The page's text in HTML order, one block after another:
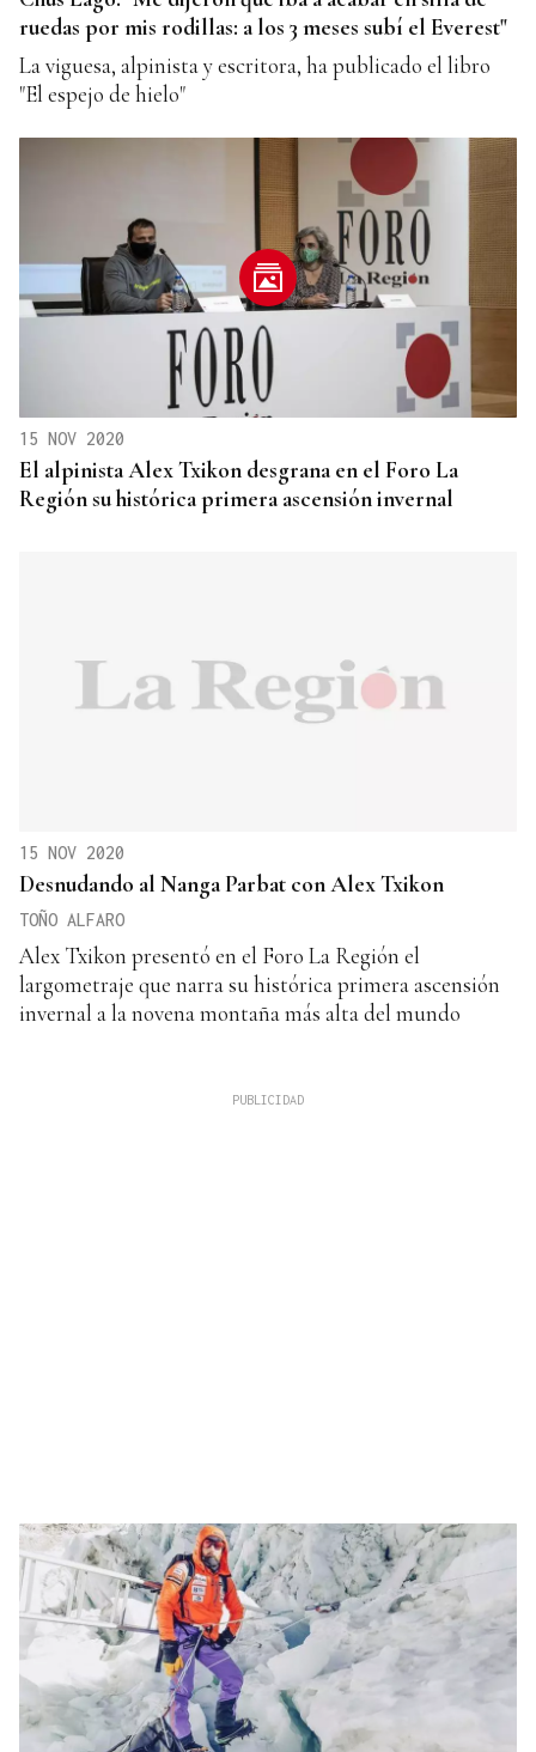
ruedas por mis rodillas: a los 3 meses subí el Everest"
La viguesa, alpinista y escritora, ha publicado el libro
"El espejo de hielo"
15 NOV 2020
El alpinista Alex Txikon desgrana en el Foro La
Región su histórica primera ascensión invernal
15 NOV 2020
Desnudando al Nanga Parbat con Alex Txikon
TOÑO ALFARO
Alex Txikon presentó en el Foro La Región el
largometraje que narra su histórica primera ascensión
invernal a la novena montaña más alta del mundo